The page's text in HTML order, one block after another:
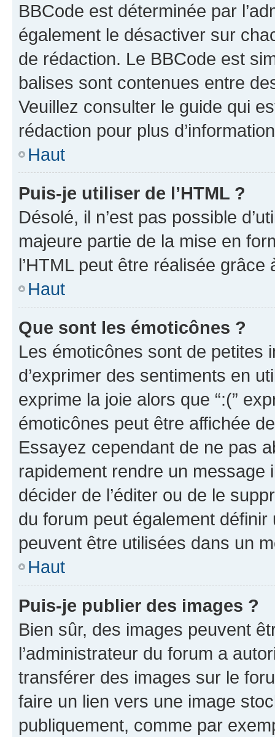
BBCode est déterminée par
également le désactiver sur
de rédaction. Le BBCode est
balises sont contenues entre
Veuillez consulter le guide qui
rédaction pour plus
Haut
Puis-je utiliser de l’HTML ?
Désolé, il n’est pas possible
majeure partie de la mise en
l’HTML peut être réalisée grâce
Haut
Que sont les émoticônes ?
Les émoticônes sont de petites
d’exprimer des sentiments en
exprime la joie alors que “:(”
émoticônes peut être affichée
Essayez cependant de ne pas
rapidement rendre un message
décider de l’éditer ou de le
du forum peut également définir
peuvent être utilisées dans un
Haut
Puis-je publier des images ?
Bien sûr, des images peuvent
l’administrateur du forum a
transférer des images sur le
faire un lien vers une image
publiquement, comme par